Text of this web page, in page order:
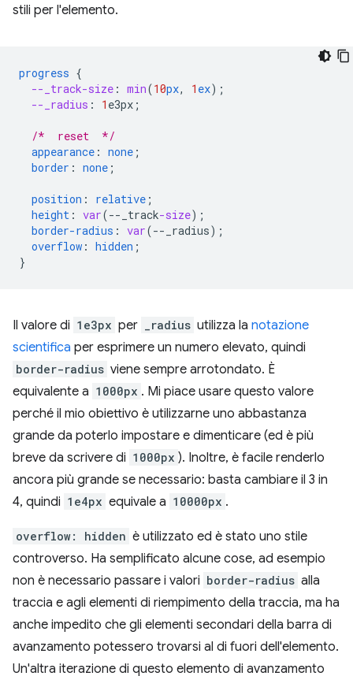
stili per l'elemento.
progress {
--_track-size : min(10px, 1 ex);
--_radius : 1 e3px ;
/*  reset  */
appearance : none ;
border : none ;
position : relative ;
height : var(-- _track-size);
border-radius : var(-- _radius);
overflow : hidden ;
}
Il valore di 1e3px per _radius utilizza la notazione
scientifica per esprimere un numero elevato, quindi
border-radius viene sempre arrotondato. È
equivalente a 1000px . Mi piace usare questo valore
perché il mio obiettivo è utilizzarne uno abbastanza
grande da poterlo impostare e dimenticare (ed è più
breve da scrivere di 1000px ). Inoltre, è facile renderlo
ancora più grande se necessario: basta cambiare il 3 in
4, quindi 1e4px equivale a 10000px .
overflow: hidden è utilizzato ed è stato uno stile
controverso. Ha semplificato alcune cose, ad esempio
non è necessario passare i valori border-radius alla
traccia e agli elementi di riempimento della traccia, ma ha
anche impedito che gli elementi secondari della barra di
avanzamento potessero trovarsi al di fuori dell'elemento.
Un'altra iterazione di questo elemento di avanzamento